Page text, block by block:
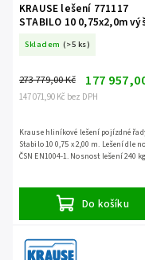
KRAUSE lešení 771117
STABILO 10 0,75x2,0m
Skladem (>5 ks)
147 071,90 Kč bez DPH
273 779,00 Kč 177
Do košíku
Krause hliníkové lešení pojízdné
Stabilo 10 0,75 x 2,00 m. Lešení dle
ČSN EN1004-1. Nosnost lešení 240